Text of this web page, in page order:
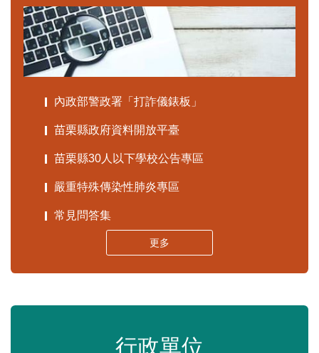
內政部警政署「打詐儀錶板」
苗栗縣政府資料開放平臺
苗栗縣30人以下學校公告專區
嚴重特殊傳染性肺炎專區
常見問答集
更多
行政單位